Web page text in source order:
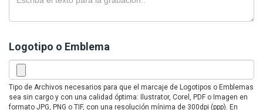
Logotipo o Emblema
Tipo de Archivos necesarios para que el marcaje de Logotipos o Emblemas
sea sin cargo y con una calidad óptima: Ilustrator, Corel, PDF o Imagen en
formato JPG, PNG o TIF, con una resolución mínima de 300dpi (ppp). En